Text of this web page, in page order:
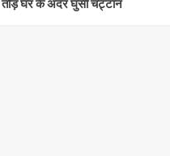
तोड़ घर के अंदर घुसी चट्टान